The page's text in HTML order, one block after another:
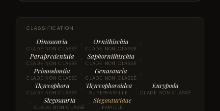
CLASSIFICATION
Dinosauria
CLADE NON CLASSÉ › Ornithischia
CLADE NON CLASSÉ ›
Parapredentata
CLADE NON CLASSÉ › Saphornithischia
CLADE NON CLASSÉ ›
Prionodontia
CLADE NON CLASSÉ › Genasauria
CLADE NON CLASSÉ ›
Thyreophora
CLADE NON CLASSÉ › Thyreophoroidea
SUPERFAMILLE › Eurypoda
CLADE NON CLASSÉ
› Stegosauria
CLADE NON CLASSÉ › Stegosauridae
FAMILLE